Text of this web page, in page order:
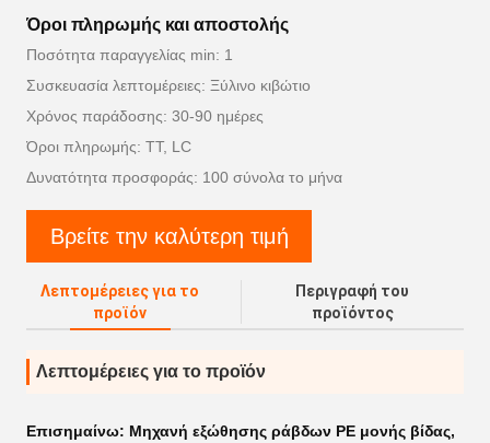
Όροι πληρωμής και αποστολής
Ποσότητα παραγγελίας min: 1
Συσκευασία λεπτομέρειες: Ξύλινο κιβώτιο
Χρόνος παράδοσης: 30-90 ημέρες
Όροι πληρωμής: TT, LC
Δυνατότητα προσφοράς: 100 σύνολα το μήνα
Βρείτε την καλύτερη τιμή
Λεπτομέρειες για το
προϊόν
Περιγραφή του
προϊόντος
Λεπτομέρειες για το προϊόν
Επισημαίνω: Μηχανή εξώθησης ράβδων PE μονής βίδας,